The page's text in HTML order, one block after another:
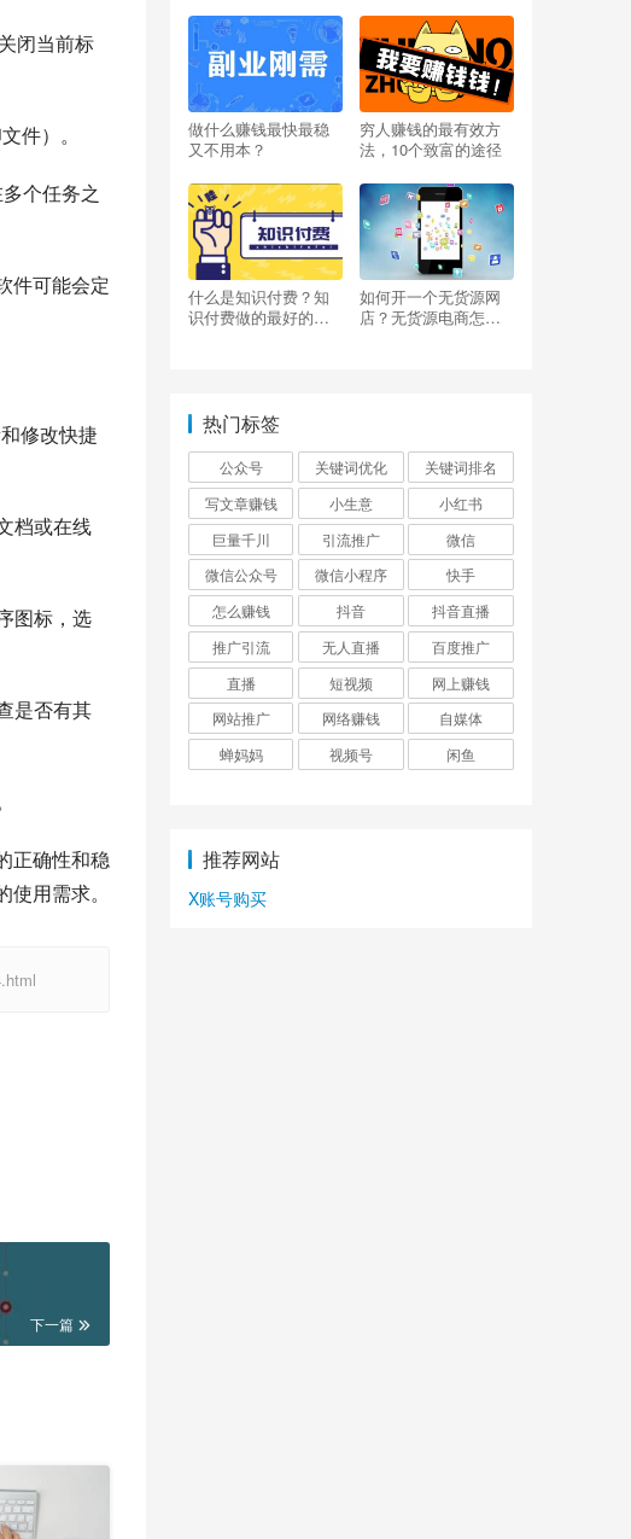
闭当前标
件）。
个任务之
件可能会定
修改快捷
档或在线
图标，选
是否有其
正确性和稳
用需求。
下一篇
钱？
做什么赚钱最快最稳
又不用本？
穷人赚钱的最有效方
法，10个致富的途径
什么是知识付费？知
识付费做的最好的平
如何开一个无货源网
店？无货源电商怎么
热门标签
公众号 关键词优化
关键词排名
写文章赚钱
小生意
小红书
巨量千川
引流推广
微信
微信公众号
微信小程序
快手
怎么赚钱
抖音
抖音直播
推广引流
无人直播
百度推广
直播
短视频
网上赚钱
网站推广
网络赚钱
自媒体
蝉妈妈
视频号 闲鱼
推荐网站
X账号购买